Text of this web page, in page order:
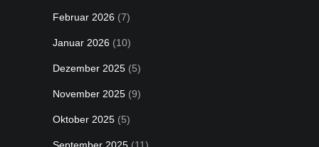
Februar 2026 (7)
Januar 2026 (10)
Dezember 2025 (5)
November 2025 (9)
Oktober 2025 (5)